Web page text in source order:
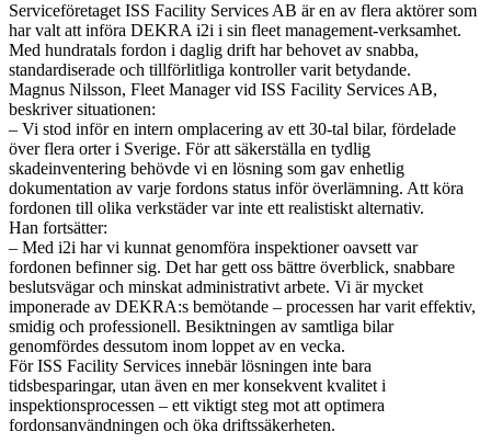
Serviceföretaget ISS Facility Services AB är en av flera aktörer som
har valt att införa DEKRA i2i i sin fleet management-verksamhet.
Med hundratals fordon i daglig drift har behovet av snabba,
standardiserade och tillförlitliga kontroller varit betydande.
Magnus Nilsson, Fleet Manager vid ISS Facility Services AB,
beskriver situationen:
– Vi stod inför en intern omplacering av ett 30-tal bilar, fördelade
över flera orter i Sverige. För att säkerställa en tydlig
skadeinventering behövde vi en lösning som gav enhetlig
dokumentation av varje fordons status inför överlämning. Att köra
fordonen till olika verkstäder var inte ett realistiskt alternativ.
Han fortsätter:
– Med i2i har vi kunnat genomföra inspektioner oavsett var
fordonen befinner sig. Det har gett oss bättre överblick, snabbare
beslutsvägar och minskat administrativt arbete. Vi är mycket
imponerade av DEKRA:s bemötande – processen har varit effektiv,
smidig och professionell. Besiktningen av samtliga bilar
genomfördes dessutom inom loppet av en vecka.
För ISS Facility Services innebär lösningen inte bara
tidsbesparingar, utan även en mer konsekvent kvalitet i
inspektionsprocessen – ett viktigt steg mot att optimera
fordonsanvändningen och öka driftssäkerheten.